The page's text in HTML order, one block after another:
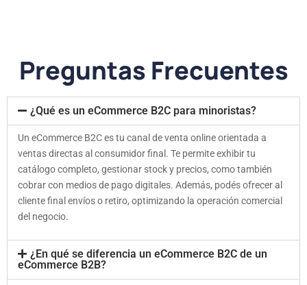
Preguntas Frecuentes
¿Qué es un eCommerce B2C para minoristas?
Un eCommerce B2C es tu canal de venta online orientada a
ventas directas al consumidor final. Te permite exhibir tu
catálogo completo, gestionar stock y precios, como también
cobrar con medios de pago digitales. Además, podés ofrecer al
cliente final envíos o retiro, optimizando la operación comercial
del negocio.
¿En qué se diferencia un eCommerce B2C de un
eCommerce B2B?